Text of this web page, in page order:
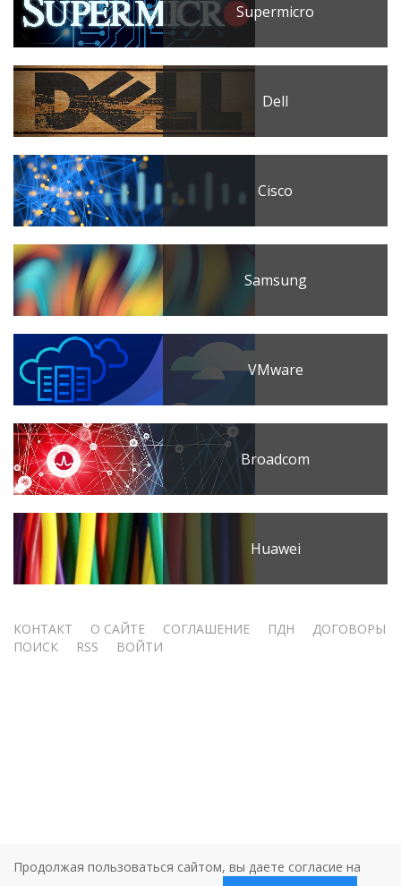
Supermicro
Dell
Cisco
Samsung
VMware
Broadcom
Huawei
Меню
КОНТАКТ О САЙТЕ СОГЛАШЕНИЕ ПДН
ДОГОВОРЫ
ПОИСК
RSS ВОЙТИ
Продолжая пользоваться сайтом, вы даете согласие на